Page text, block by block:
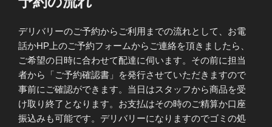
日:
デリバリーのご予約からご利用までの流れとして、お電
話かHP上のご予約フォームからご連絡を頂きましたら、
ご希望の日時に合わせて配達に伺います。その前に担当
者から「ご予約確認書」を発行させていただきますので
事前にご確認ができます。当日はスタッフから商品を受
け取り終了となります。お支払はその時のご精算か口座
振込みも可能です。デリバリーになりますのでゴミの処